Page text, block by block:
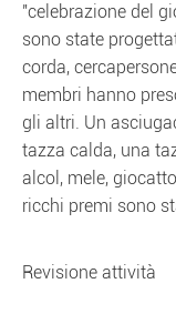
"celebrazione del
sono state
corda,
membri hanno
gli altri. Un
tazza calda, una
alcol, mele,
ricchi premi sono
Revisione attività